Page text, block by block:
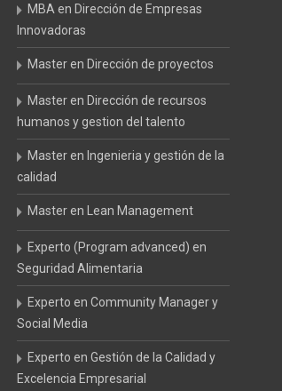
MBA en Dirección de Empresas
Innovadoras
Master en Dirección de proyectos
Master en Dirección de recursos
humanos y gestion del talento
Master en Ingenieria y gestión de la
calidad
Master en Lean Management
Experto (Program advanced) en
Seguridad Alimentaria
Experto en Community Manager y
Social Media
Experto en Gestión de la Calidad y
Excelencia Empresarial